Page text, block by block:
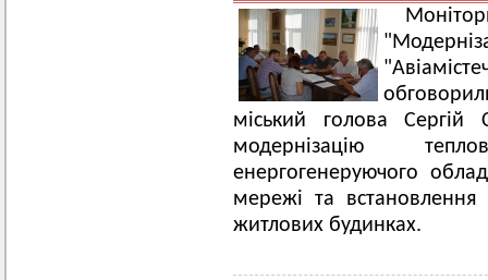
міський голова Сергій
модернізацію
енергогенеруючого
мережі та встановлення
житлових будинках.